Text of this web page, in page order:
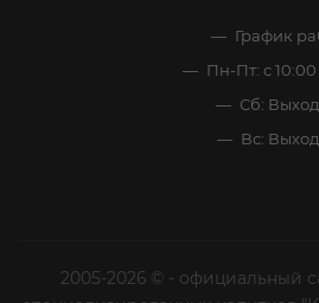
График
Пн-Пт: с 10:00
Сб:
Вс:
2005-2026 © - официальный